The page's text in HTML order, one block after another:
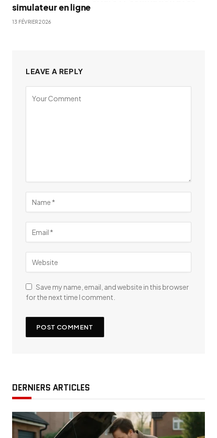
simulateur en ligne
13 FÉVRIER 2026
LEAVE A REPLY
Save my name, email, and website in this browser
for the next time I comment.
DERNIERS ARTICLES